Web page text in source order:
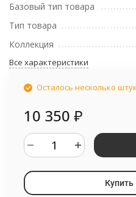
Базовый тип товара
Тип товара
Коллекция
Все характеристики
Осталось несколько штук
10 350 ₽
Купить